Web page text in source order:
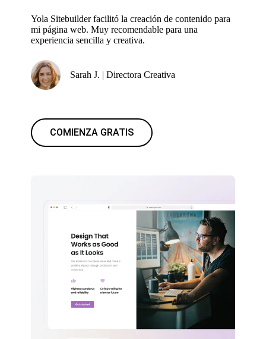
Yola Sitebuilder facilitó la creación de contenido para
mi página web. Muy recomendable para una
experiencia sencilla y creativa.
Sarah J. | Directora Creativa
COMIENZA GRATIS